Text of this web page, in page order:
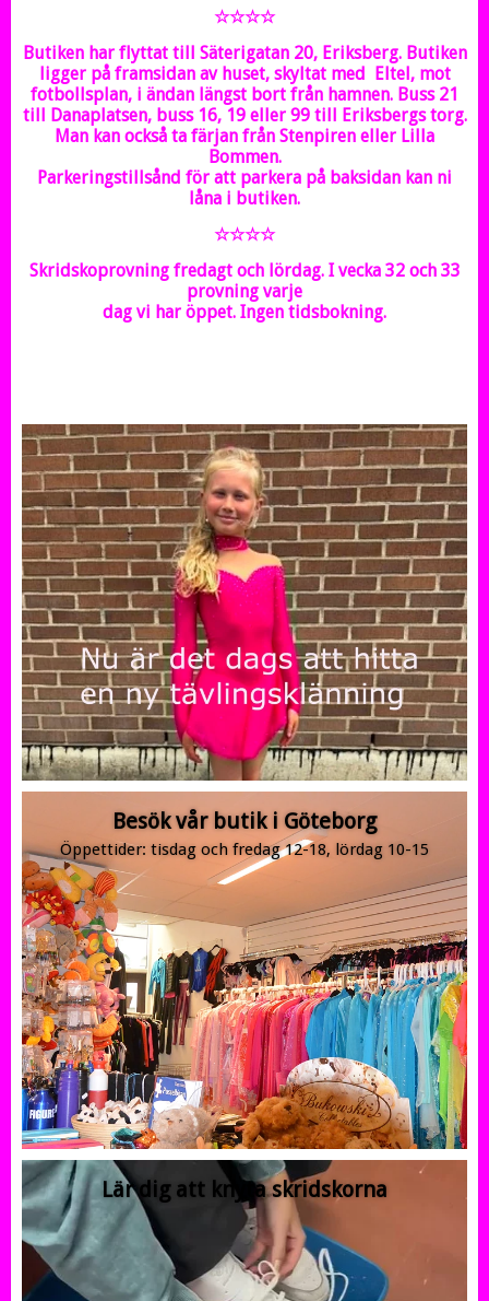
☆☆☆☆
Butiken har flyttat till Säterigatan 20, Eriksberg. Butiken
ligger på framsidan av huset, skyltat med Eltel, mot
fotbollsplan, i ändan längst bort från hamnen. Buss 21
till Danaplatsen, buss 16, 19 eller 99 till Eriksbergs torg.
Man kan också ta färjan från Stenpiren eller Lilla
Bommen.
Parkeringstillsånd för att parkera på baksidan kan ni
låna i butiken.
☆☆☆☆
Skridskoprovning fredagt och lördag. I vecka 32 och 33
provning varje
dag vi har öppet. Ingen tidsbokning.
Besök vår butik i Göteborg
Öppettider: tisdag och fredag 12-18, lördag 10-15
Lär dig att knyta skridskorna